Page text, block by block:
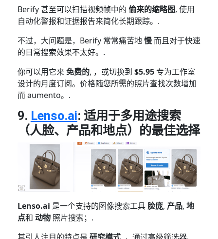
Berify 甚至可以扫描视频帧中的 偷来的缩略图, 使用
自动化警报和证据报告来简化长期跟踪。.
不过，大问题是，Berify 常常痛苦地慢而且对于快速
的日常搜索效果不太好。.
你可以用它来免费的, ，或切换到 $5.95专为工作室
设计的月度订阅。价格随您所需的照片查找次数增加
而 aumento。.
9. Lenso.ai: 适用于多用途搜索
（人脸、产品和地点）的最佳选择
Lenso.ai 是一个支持的图像搜索工具脸庞, 产品, 地
点和 动物照片搜索；.